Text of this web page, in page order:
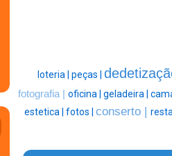
loteria | peças |
fotografia | oficina | geladeira |
estetica | fotos | conserto |